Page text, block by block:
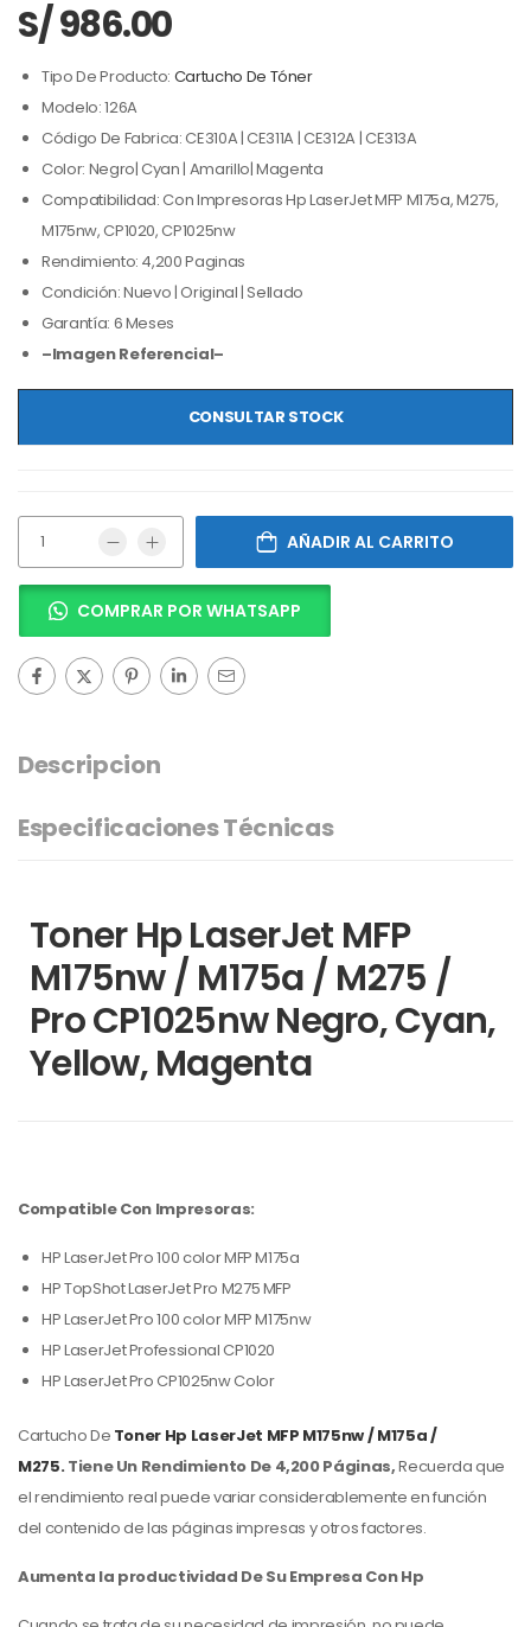
S/ 986.00
Tipo De Producto: Cartucho De Tóner
Modelo: 126A
Código De Fabrica: CE310A | CE311A | CE312A | CE313A
Color: Negro| Cyan | Amarillo| Magenta
Compatibilidad: Con Impresoras Hp LaserJet MFP M175a, M275,
M175nw, CP1020, CP1025nw
Rendimiento: 4,200 Paginas
Condición: Nuevo | Original | Sellado
Garantía: 6 Meses
–Imagen Referencial–
CONSULTAR STOCK
AÑADIR AL CARRITO
COMPRAR POR WHATSAPP
Descripcion
Especificaciones Técnicas
Toner Hp LaserJet MFP
M175nw / M175a / M275 /
Pro CP1025nw Negro, Cyan,
Yellow, Magenta
Compatible Con Impresoras:
HP LaserJet Pro 100 color MFP M175a
HP TopShot LaserJet Pro M275 MFP
HP LaserJet Pro 100 color MFP M175nw
HP LaserJet Professional CP1020
HP LaserJet Pro CP1025nw Color
Cartucho De Toner Hp LaserJet MFP M175nw / M175a /
M275.Tiene Un Rendimiento De 4,200 Páginas,Recuerda que
el rendimiento real puede variar considerablemente en función
del contenido de las páginas impresas y otros factores.
Aumenta la productividad De Su Empresa Con Hp